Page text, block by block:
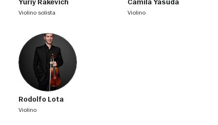
Yuriy Rakevich
violino solista
Camila Yasuda
violino
Rodolfo Lota
violino